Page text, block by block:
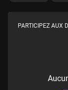
PARTICIPEZ AUX